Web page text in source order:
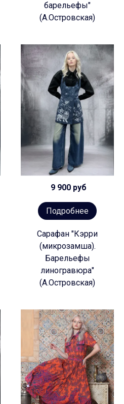
барельефы"
(А.Островская)
9 900 руб
Подробнее
Сарафан "Кэрри
(микрозамша).
Барельефы
линогравюра"
(А.Островская)